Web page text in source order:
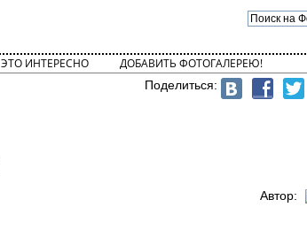
ЭТО ИНТЕРЕСНО ДОБАВИТЬ ФОТОГАЛЕРЕЮ!
Поделиться:
Автор: